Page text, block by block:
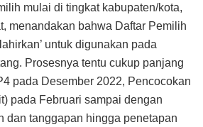
mulai di tingkat kabupaten/kota,
menandakan bahwa Daftar Pemilih
untuk digunakan pada
Prosesnya tentu cukup panjang
pada Desember 2022, Pencocokan
pada Februari sampai dengan
dan tanggapan hingga penetapan